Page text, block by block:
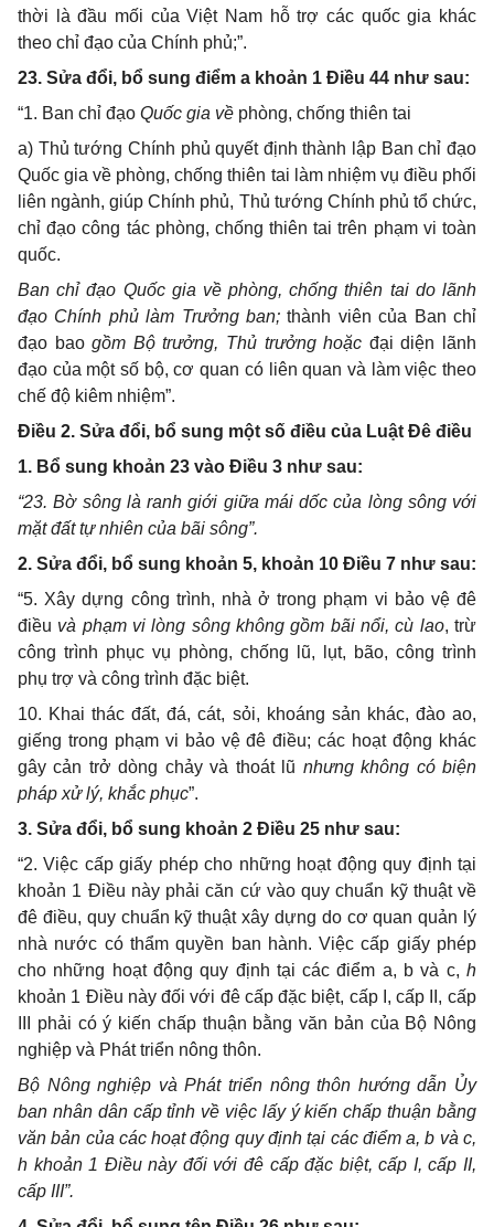
thời là đầu mối của Việt Nam hỗ trợ các quốc gia khác
theo chỉ đạo của Chính phủ;”.
23. Sửa đổi, bổ sung điểm a khoản 1 Điều 44 như sau:
“1. Ban chỉ đạo Quốc gia về phòng, chống thiên tai
a) Thủ tướng Chính phủ quyết định thành lập Ban chỉ đạo
Quốc gia về phòng, chống thiên tai làm nhiệm vụ điều phối
liên ngành, giúp Chính phủ, Thủ tướng Chính phủ tổ chức,
chỉ đạo công tác phòng, chống thiên tai trên phạm vi toàn
quốc.
Ban chỉ đạo Quốc gia về phòng, chống thiên tai do lãnh
đạo Chính phủ làm Trưởng ban; thành viên của Ban chỉ
đạo baogồm Bộ trưởng, Thủ trưởng hoặc đại diện lãnh
đạo của một số bộ, cơ quan có liên quan và làm việc theo
chế độ kiêm nhiệm”.
Điều 2. Sửa đổi, bổ sung một số điều của Luật Đê điều
1. Bổ sung khoản 23 vào Điều 3 như sau:
“23. Bờ sông là ranh giới giữa mái dốc của lòng sông với
mặt đất tự nhiên của bãi sông”.
2. Sửa đổi, bổ sung khoản 5, khoản 10 Điều 7 như sau:
“5. Xây dựng công trình, nhà ở trong phạm vi bảo vệ đê
điều và phạm vi lòng sông không gồm bãi nổi, cù lao, trừ
công trình phục vụ phòng, chống lũ, lụt, bão, công trình
phụ trợ và công trình đặc biệt.
10. Khai thác đất, đá, cát, sỏi, khoáng sản khác, đào ao,
giếng trong phạm vi bảo vệ đê điều; các hoạt động khác
gây cản trở dòng chảy và thoát lũ nhưng không có biện
pháp xử lý, khắc phục”.
3. Sửa đổi, bổ sung khoản 2 Điều 25 như sau:
“2. Việc cấp giấy phép cho những hoạt động quy định tại
khoản 1 Điều này phải căn cứ vào quy chuẩn kỹ thuật về
đê điều, quy chuẩn kỹ thuật xây dựng do cơ quan quản lý
nhà nước có thẩm quyền ban hành. Việc cấp giấy phép
cho những hoạt động quy định tại các điểm a, b và c, h
khoản 1 Điều này đối với đê cấp đặc biệt, cấp I, cấp II, cấp
III phải có ý kiến chấp thuận bằng văn bản của Bộ Nông
nghiệp và Phát triển nông thôn.
Bộ Nông nghiệp và Phát triển nông thôn hướng dẫn Ủy
ban nhân dân cấp tỉnh về việc lấy ý kiến chấp thuận bằng
văn bản của các hoạt động quy định tại các điểm a, b và c,
h khoản 1 Điều này đối với đê cấp đặc biệt, cấp I, cấp II,
cấp III”.